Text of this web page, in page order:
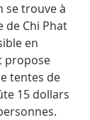
se trouve à
de Chi Phat
en
propose
tentes de
15 dollars